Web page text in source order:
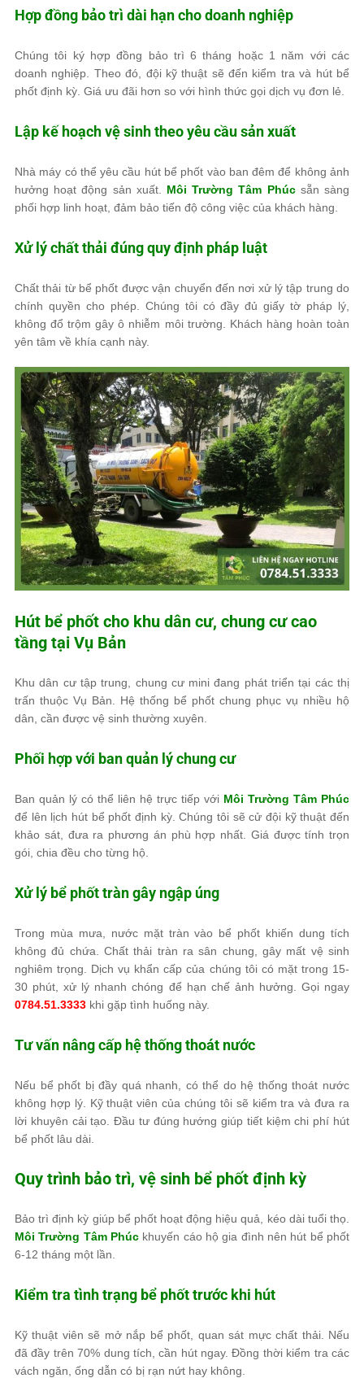
Hợp đồng bảo trì dài hạn cho doanh nghiệp
Chúng tôi ký hợp đồng bảo trì 6 tháng hoặc 1 năm với các
doanh nghiệp. Theo đó, đội kỹ thuật sẽ đến kiểm tra và hút bể
phốt định kỳ. Giá ưu đãi hơn so với hình thức gọi dịch vụ đơn lẻ.
Lập kế hoạch vệ sinh theo yêu cầu sản xuất
Nhà máy có thể yêu cầu hút bể phốt vào ban đêm để không ảnh
hưởng hoạt động sản xuất. Môi Trường Tâm Phúcsẵn sàng
phối hợp linh hoạt, đảm bảo tiến độ công việc của khách hàng.
Xử lý chất thải đúng quy định pháp luật
Chất thải từ bể phốt được vận chuyển đến nơi xử lý tập trung do
chính quyền cho phép. Chúng tôi có đầy đủ giấy tờ pháp lý,
không đổ trộm gây ô nhiễm môi trường. Khách hàng hoàn toàn
yên tâm về khía cạnh này.
Hút bể phốt cho khu dân cư, chung cư cao
tầng tại Vụ Bản
Khu dân cư tập trung, chung cư mini đang phát triển tại các thị
trấn thuộc Vụ Bản. Hệ thống bể phốt chung phục vụ nhiều hộ
dân, cần được vệ sinh thường xuyên.
Phối hợp với ban quản lý chung cư
Ban quản lý có thể liên hệ trực tiếp với Môi Trường Tâm Phúc
để lên lịch hút bể phốt định kỳ. Chúng tôi sẽ cử đội kỹ thuật đến
khảo sát, đưa ra phương án phù hợp nhất. Giá được tính trọn
gói, chia đều cho từng hộ.
Xử lý bể phốt tràn gây ngập úng
Trong mùa mưa, nước mặt tràn vào bể phốt khiến dung tích
không đủ chứa. Chất thải tràn ra sân chung, gây mất vệ sinh
nghiêm trọng. Dịch vụ khẩn cấp của chúng tôi có mặt trong 15-
30 phút, xử lý nhanh chóng để hạn chế ảnh hưởng. Gọi ngay
0784.51.3333 khi gặp tình huống này.
Tư vấn nâng cấp hệ thống thoát nước
Nếu bể phốt bị đầy quá nhanh, có thể do hệ thống thoát nước
không hợp lý. Kỹ thuật viên của chúng tôi sẽ kiểm tra và đưa ra
lời khuyên cải tạo. Đầu tư đúng hướng giúp tiết kiệm chi phí hút
bể phốt lâu dài.
Quy trình bảo trì, vệ sinh bể phốt định kỳ
Bảo trì định kỳ giúp bể phốt hoạt động hiệu quả, kéo dài tuổi thọ.
Môi Trường Tâm Phúc khuyến cáo hộ gia đình nên hút bể phốt
6-12 tháng một lần.
Kiểm tra tình trạng bể phốt trước khi hút
Kỹ thuật viên sẽ mở nắp bể phốt, quan sát mực chất thải. Nếu
đã đầy trên 70% dung tích, cần hút ngay. Đồng thời kiểm tra các
vách ngăn, ống dẫn có bị rạn nứt hay không.